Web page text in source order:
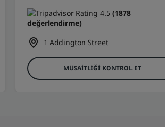
(1878
değerlendirme)
1 Addington Street
MÜSAITLIĞI KONTROL ET